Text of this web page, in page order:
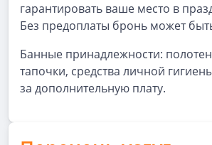
гарантировать ваше место в
Без предоплаты бронь может
Банные принадлежности:
тапочки, средства личной
за дополнительную плату.